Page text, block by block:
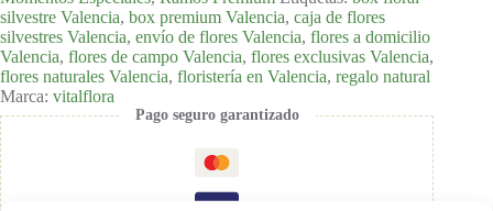
silvestre Valencia, box premium Valencia, caja de flores
silvestres Valencia, envío de flores Valencia, flores a domicilio
Valencia, flores de campo Valencia, flores exclusivas Valencia,
flores naturales Valencia, floristería en Valencia, regalo natural
Marca: vitalflora
Pago seguro garantizado